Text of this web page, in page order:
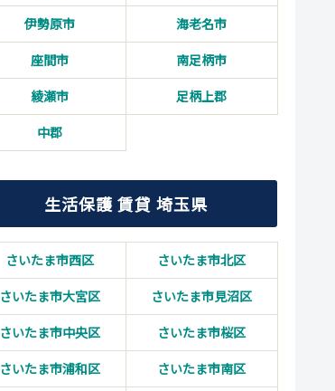
伊勢原市
海老名市
座間市
南足柄市
綾瀬市
足柄上郡
中郡
生活保護 賃貸 埼玉県
さいたま市西区
さいたま市北区
さいたま市大宮区
さいたま市見沼区
さいたま市中央区
さいたま市桜区
さいたま市浦和区
さいたま市南区